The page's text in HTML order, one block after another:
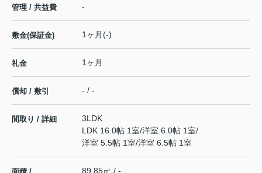
管理 / 共益費 -
敷金(保証金) 1ヶ月(-)
礼金 1ヶ月
償却 / 敷引 - / -
間取り / 詳細
3LDK
LDK 16.0帖 1室/洋室 6.0帖 1室/
洋室 5.5帖 1室/洋室 6.5帖 1室
89.85㎡ / -